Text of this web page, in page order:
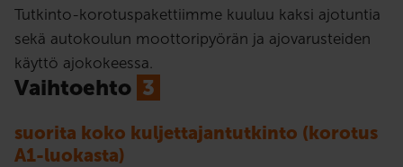
Tutkinto-korotuspakettiimme kuuluu kaksi ajotuntia
sekä autokoulun moottoripyörän ja ajovarusteiden
käyttö ajokokeessa.
Vaihtoehto 3
suorita koko kuljettajantutkinto (korotus
A1-luokasta)